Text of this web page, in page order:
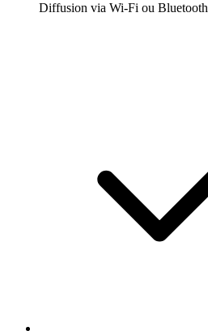
Diffusion via Wi-Fi ou Bluetooth